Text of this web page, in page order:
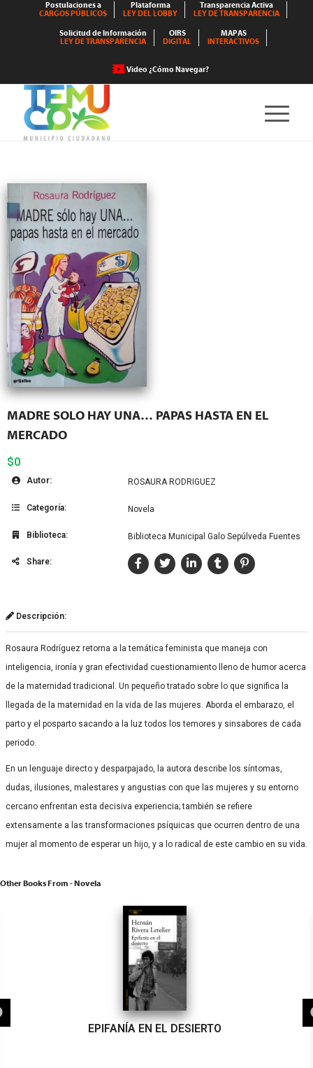
Postulaciones a
CARGOS PÚBLICOS
Plataforma
LEY DEL LOBBY
Transparencia Activa
LEY DE TRANSPARENCIA
Solicitud de Información
LEY DE TRANSPARENCIA
OIRS
DIGITAL
MAPAS
INTERACTIVOS
Video ¿Cómo Navegar?
MADRE SOLO HAY UNA… PAPAS HASTA EN EL
MERCADO
$0
Autor: ROSAURA RODRIGUEZ
Categoría: Novela
Biblioteca: Biblioteca Municipal Galo Sepúlveda Fuentes
Share:
Descripción:
Rosaura Rodríguez retorna a la temática feminista que maneja con
inteligencia, ironía y gran efectividad cuestionamiento lleno de humor acerca
de la maternidad tradicional. Un pequeño tratado sobre lo que significa la
llegada de la maternidad en la vida de las mujeres. Aborda el embarazo, el
parto y el posparto sacando a la luz todos los temores y sinsabores de cada
periodo.
En un lenguaje directo y desparpajado, la autora describe los síntomas,
dudas, ilusiones, malestares y angustias con que las mujeres y su entorno
cercano enfrentan esta decisiva experiencia; también se refiere
extensamente a las transformaciones psíquicas que ocurren dentro de una
mujer al momento de esperar un hijo, y a lo radical de este cambio en su vida.
Other Books From - Novela
EPIFANÍA EN EL DESIERTO